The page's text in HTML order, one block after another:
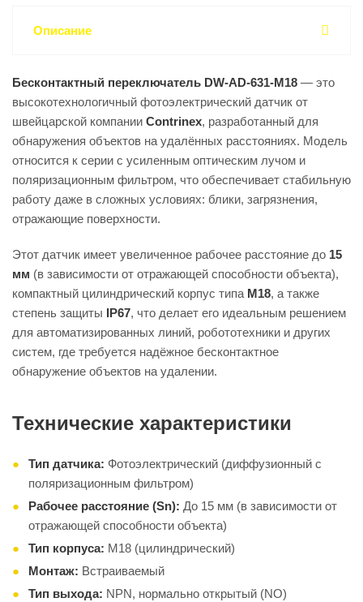
Описание
Бесконтактный переключатель DW-AD-631-M18 — это
высокотехнологичный фотоэлектрический датчик от
швейцарской компании Contrinex, разработанный для
обнаружения объектов на удалённых расстояниях. Модель
относится к серии с усиленным оптическим лучом и
поляризационным фильтром, что обеспечивает стабильную
работу даже в сложных условиях: блики, загрязнения,
отражающие поверхности.
Этот датчик имеет увеличенное рабочее расстояние до 15
мм (в зависимости от отражающей способности объекта),
компактный цилиндрический корпус типа M18, а также
степень защиты IP67, что делает его идеальным решением
для автоматизированных линий, робототехники и других
систем, где требуется надёжное бесконтактное
обнаружение объектов на удалении.
Технические характеристики
Тип датчика: Фотоэлектрический (диффузионный с
поляризационным фильтром)
Рабочее расстояние (Sn): До 15 мм (в зависимости от
отражающей способности объекта)
Тип корпуса: M18 (цилиндрический)
Монтаж: Встраиваемый
Тип выхода: NPN, нормально открытый (NO)